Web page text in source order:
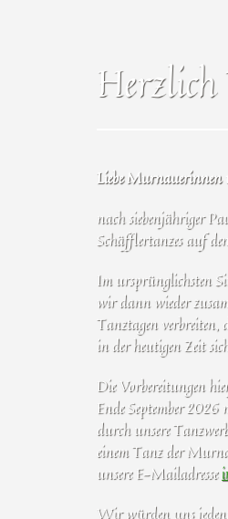
Liebe Murnauerinnen
nach siebenjähriger
Schäfflertanzes auf
Im ursprünglichsten
wir dann wieder
Tanztagen verbreiten,
in der heutigen Zeit
Die Vorbereitungen
Ende September
durch unsere
einem Tanz der
unsere E-Mailadresse
Wir würden uns